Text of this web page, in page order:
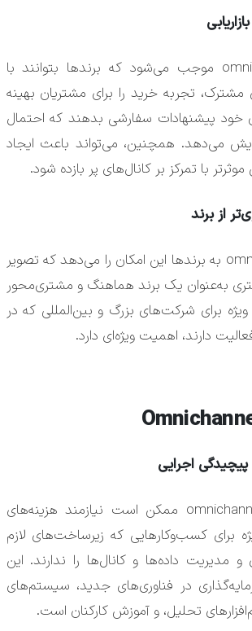
استراتژی omnichannel موجب می‌شود که برندها بتوانند با
مشترک، تجربه خرید را برای مشتریان بهینه
خود پیشنهادات سفارشی بدهند که احتمال
می‌دهد. همچنین، می‌تواند باعث ایجاد
با تمرکز بر کانال‌های پر بازده شود.
از برند
استراتژی omnichannel به برندها این امکان را می‌دهد که تصویر
به‌عنوان یک برند هماهنگ و مشتری‌محور
ویژه برای شرکت‌های بزرگ و بین‌المللی که در
دارند، اهمیت ویژه‌ای دارد.
اجرایی
اجرای استراتژی omnichannel ممکن است نیازمند هزینه‌های
برای کسب‌وکارهایی که زیرساخت‌های لازم
مدیریت داده‌ها و کانال‌ها را ندارند. این
در فناوری‌های جدید، سیستم‌های
تحلیل، و آموزش کارکنان است.